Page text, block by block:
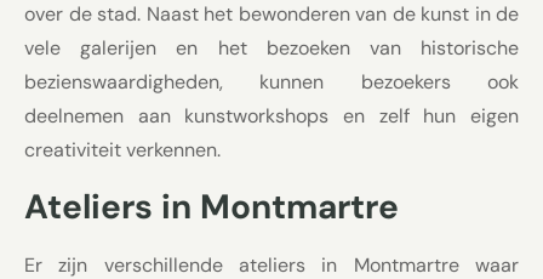
over de stad. Naast het bewonderen van de kunst in de
vele galerijen en het bezoeken van historische
bezienswaardigheden, kunnen bezoekers ook
deelnemen aan kunstworkshops en zelf hun eigen
creativiteit verkennen.
Ateliers in Montmartre
Er zijn verschillende ateliers in Montmartre waar